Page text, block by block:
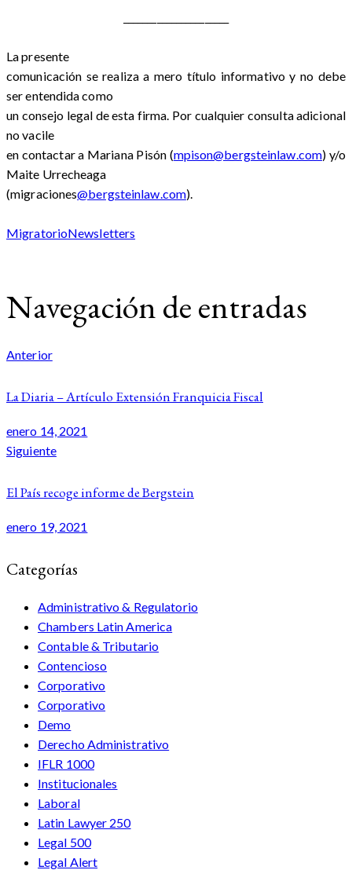
La presente
comunicación se realiza a mero título informativo y no debe
ser entendida como
un consejo legal de esta firma. Por cualquier consulta adicional
no vacile
en contactar a Mariana Pisón (mpison@bergsteinlaw.com) y/o
Maite Urrecheaga
(migraciones@bergsteinlaw.com).
MigratorioNewsletters
Navegación de entradas
Anterior
La Diaria – Artículo Extensión Franquicia Fiscal
enero 14, 2021
Siguiente
El País recoge informe de Bergstein
enero 19, 2021
Categorías
Administrativo & Regulatorio
Chambers Latin America
Contable & Tributario
Contencioso
Corporativo
Corporativo
Demo
Derecho Administrativo
IFLR 1000
Institucionales
Laboral
Latin Lawyer 250
Legal 500
Legal Alert